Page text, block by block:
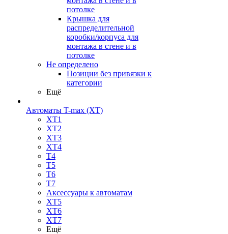
потолке
Крышка для
распределительной
коробки/корпуса для
монтажа в стене и в
потолке
Не определено
Позиции без привязки к
категории
Ещё
Автоматы T-max (XT)
XT1
XT2
XT3
XT4
T4
T5
T6
T7
Аксессуары к автоматам
XT5
XT6
XT7
Ещё